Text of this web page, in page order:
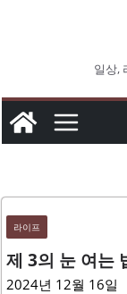
일상,
라이프
제 3의 눈 여는
2024년 12월 16일